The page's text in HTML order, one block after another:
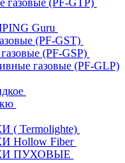
газовые (PF-GTP)
Guru
(PF-GST)
(PF-GSP)
газовые (PF-GLP)
Termolighte)
Fiber
ПУХОВЫЕ